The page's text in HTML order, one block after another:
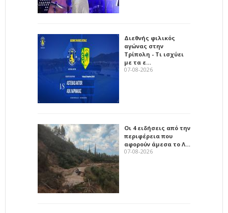
Διεθνής φιλικός
αγώνας στην
Τρίπολη - Τι ισχύει
με τα ε…
07-08-2026
Οι 4 ειδήσεις από την
περιφέρεια που
αφορούν άμεσα το Λ…
07-08-2026